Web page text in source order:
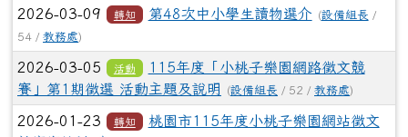
2026-03-09 轉知 第48次中小學生讀物選介 (設備組長 /
54 / 教務處)
2026-03-05 活動
115年度「小桃子樂園網路徵文競
賽」第1期徵選 活動主題及說明
(設備組長 / 52 / 教務處)
2026-01-23 轉知
桃園市115年度小桃子樂園網站徵文